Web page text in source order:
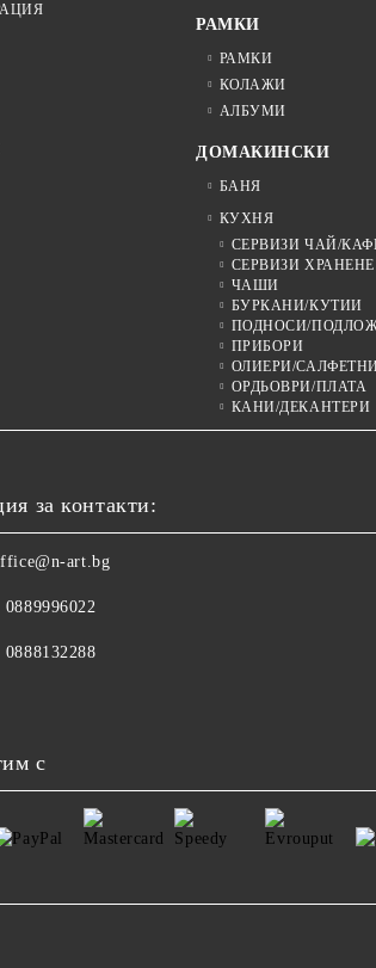
РАМКИ
РАМКИ
КОЛАЖИ
АЛБУМИ
ДОМАКИНСКИ
БАНЯ
КУХНЯ
СЕРВИЗИ ЧАЙ/
СЕРВИЗИ ХРАНЕНЕ
ЧАШИ
БУРКАНИ/КУТИИ
ПОДНОСИ/
ПРИБОРИ
ОЛИЕРИ/
ОРДЬОВРИ/ПЛАТА
КАНИ/ДЕКАНТЕРИ
за контакти:
art.bg
0889996022
0888132288
с